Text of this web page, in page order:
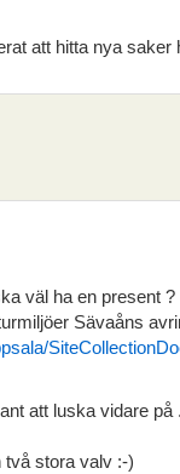
att hitta nya saker
väl ha en present ?
Sävaåns
att luska vidare på
två stora valv :-)